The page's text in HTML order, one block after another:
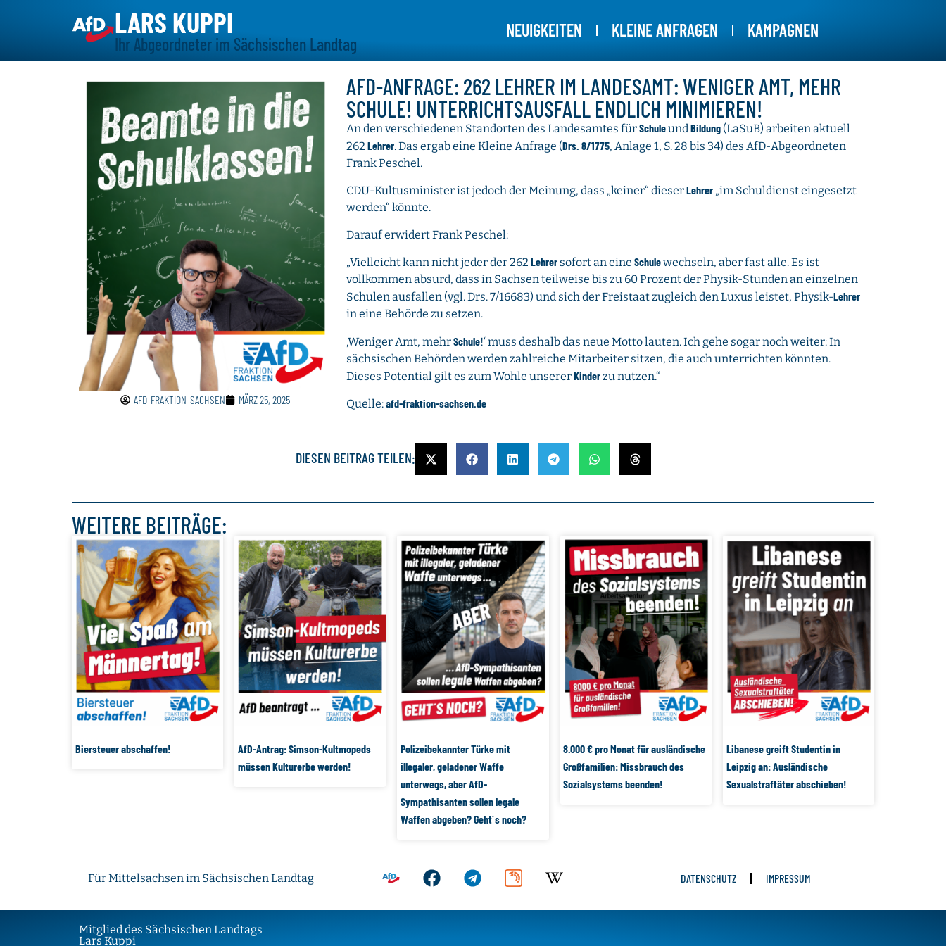
LARS KUPPI
Ihr Abgeordneter im Sächsischen Landtag
NEUIGKEITEN KLEINE ANFRAGEN KAMPAGNEN
AFD-FRAKTION-SACHSEN MÄRZ 25, 2025
AFD-ANFRAGE: 262 LEHRER IM LANDESAMT: WENIGER AMT, MEHR
SCHULE! UNTERRICHTSAUSFALL ENDLICH MINIMIEREN!
An den verschiedenen Standorten des Landesamtes fürSchuleundBildung(LaSuB) arbeiten aktuell
262 Lehrer. Das ergab eine Kleine Anfrage (Drs. 8/1775, Anlage 1, S. 28 bis 34) des AfD-Abgeordneten
Frank Peschel.
CDU-Kultusminister ist jedoch der Meinung, dass „keiner“ dieserLehrer„im Schuldienst eingesetzt
werden“ könnte.
Darauf erwidert Frank Peschel:
„Vielleicht kann nicht jeder der 262 Lehrersofort an eine Schulewechseln, aber fast alle. Es ist
vollkommen absurd, dass in Sachsen teilweise bis zu 60 Prozent der Physik-Stunden an einzelnen
Schulen ausfallen (vgl. Drs. 7/16683) und sich der Freistaat zugleich den Luxus leistet, Physik-Lehrer
in eine Behörde zu setzen.
‚Weniger Amt, mehrSchule!‘ muss deshalb das neue Motto lauten. Ich gehe sogar noch weiter: In
sächsischen Behörden werden zahlreiche Mitarbeiter sitzen, die auch unterrichten könnten.
Dieses Potential gilt es zum Wohle unsererKinderzu nutzen.“
Quelle:afd-fraktion-sachsen.de
DIESEN BEITRAG TEILEN:
WEITERE BEITRÄGE:
Biersteuer abschaffen!
AfD-Antrag: Simson-Kultmopeds
müssen Kulturerbe werden!
Polizeibekannter Türke mit
illegaler, geladener Waffe
unterwegs, aber AfD-
Sympathisanten sollen legale
Waffen abgeben? Geht´s noch?
8.000 € pro Monat für ausländische
Großfamilien: Missbrauch des
Sozialsystems beenden!
Libanese greift Studentin in
Leipzig an: Ausländische
Sexualstraftäter abschieben!
Für Mittelsachsen im Sächsischen Landtag DATENSCHUTZ IMPRESSUM
Mitglied des Sächsischen Landtags
Lars Kuppi